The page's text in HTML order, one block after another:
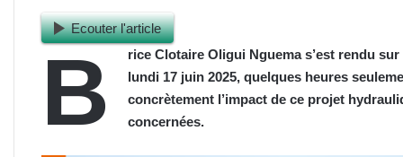
Ecouter l'article
B
rice Clotaire Oligui Nguema s’est rendu
lundi 17 juin 2025, quelques heures
concrètement l’impact de ce projet
concernées.